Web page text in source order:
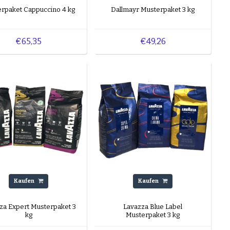
Seite
Cappuccino 4 kg
€65,35
Dallmayr Musterpaket 3 kg
€49,26
Kaufen
Expert Musterpaket 3
kg
Kaufen
Lavazza Blue Label
Musterpaket 3 kg